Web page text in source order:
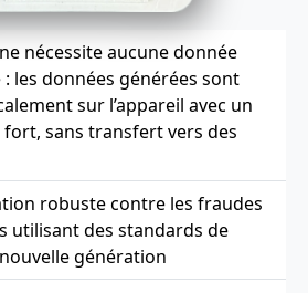
nécessite aucune donnée
les données générées sont
sur l’appareil avec un
sans transfert vers des
robuste contre les fraudes
utilisant des standards de
génération